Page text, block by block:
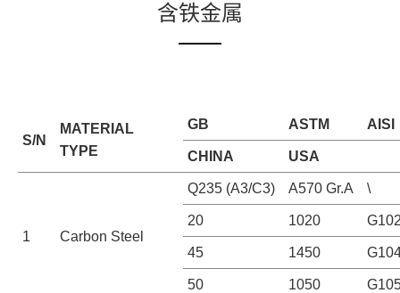
含铁金属
S/N
MATERIAL
TYPE
GB ASTM AISI
CHINA USA
1 Carbon Steel
Q235 (A3/C3) A570 Gr.A \
20 1020
45 1450
50 1050